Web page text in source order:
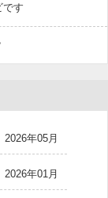
です
2026年05月
2026年01月